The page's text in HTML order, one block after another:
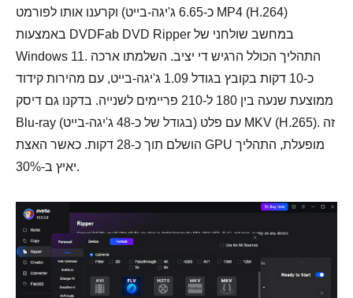
כ-6.65 ג'יגה-בייט) וקרענו אותו לפורמט MP4 (H.264)
באמצעות DVDFab DVD Ripper במחשב שולחני של
Windows 11. התהליך הכולל הרגיש די יציב. השלמתו ארכה
כ-10 דקות בקובץ בגודל 1.09 ג'יגה-בייט, עם מהירות קידוד
ממוצעת שנעה בין 180 ל-210 פריימים לשנייה. בדקנו גם דיסק
Blu-ray (בגודל של כ-48 ג'יגה-בייט) עם פלט MKV (H.265). זה
הושלם תוך כ-28 דקות. כאשר האצת GPU מופעלת, התהליך
יאיץ ב-30%.